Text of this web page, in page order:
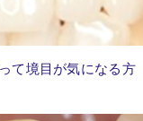
て境目が気になる方